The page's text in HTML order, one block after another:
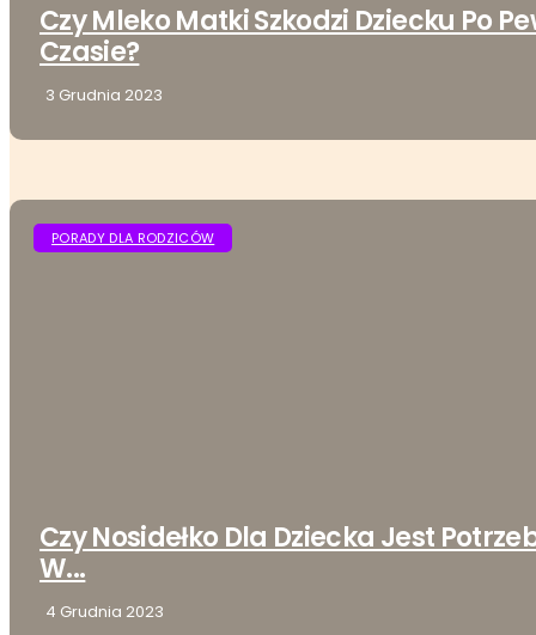
Czy Mleko Matki Szkodzi Dziecku Po
Czasie?
3 Grudnia 2023
PORADY DLA RODZICÓW
Czy Nosidełko Dla Dziecka Jest
W...
4 Grudnia 2023